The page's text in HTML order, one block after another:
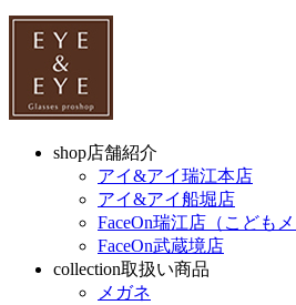
shop店舗紹介
アイ&アイ瑞江本店
アイ&アイ船堀店
FaceOn瑞江店（こども
FaceOn武蔵境店
collection取扱い商品
メガネ